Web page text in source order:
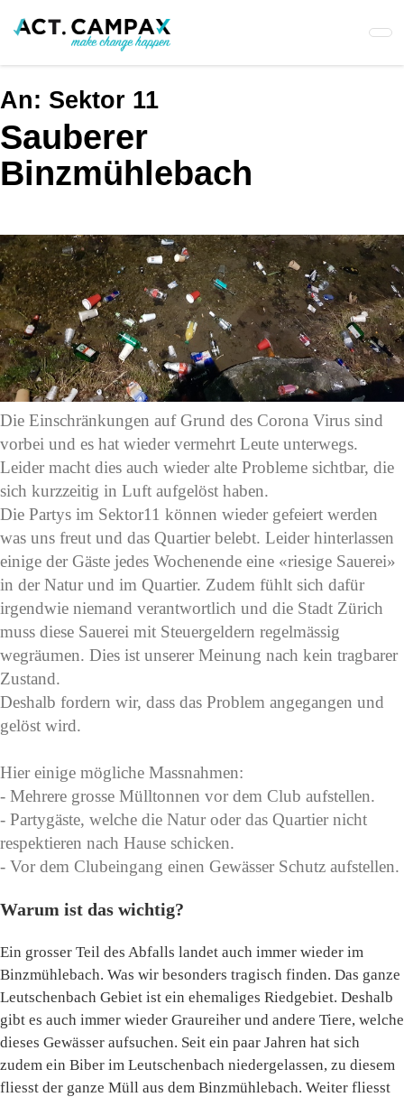
An: Sektor 11
Sauberer
Binzmühlebach
Die Einschränkungen auf Grund des Corona Virus sind
vorbei und es hat wieder vermehrt Leute unterwegs.
Leider macht dies auch wieder alte Probleme sichtbar, die
sich kurzzeitig in Luft aufgelöst haben.
Die Partys im Sektor11 können wieder gefeiert werden
was uns freut und das Quartier belebt. Leider hinterlassen
einige der Gäste jedes Wochenende eine «riesige Sauerei»
in der Natur und im Quartier. Zudem fühlt sich dafür
irgendwie niemand verantwortlich und die Stadt Zürich
muss diese Sauerei mit Steuergeldern regelmässig
wegräumen. Dies ist unserer Meinung nach kein tragbarer
Zustand.
Deshalb fordern wir, dass das Problem angegangen und
gelöst wird.
Hier einige mögliche Massnahmen:
- Mehrere grosse Mülltonnen vor dem Club aufstellen.
- Partygäste, welche die Natur oder das Quartier nicht
respektieren nach Hause schicken.
- Vor dem Clubeingang einen Gewässer Schutz aufstellen.
Warum ist das wichtig?
Ein grosser Teil des Abfalls landet auch immer wieder im
Binzmühlebach. Was wir besonders tragisch finden. Das ganze
Leutschenbach Gebiet ist ein ehemaliges Riedgebiet. Deshalb
gibt es auch immer wieder Graureiher und andere Tiere, welche
dieses Gewässer aufsuchen. Seit ein paar Jahren hat sich
zudem ein Biber im Leutschenbach niedergelassen, zu diesem
fliesst der ganze Müll aus dem Binzmühlebach. Weiter fliesst